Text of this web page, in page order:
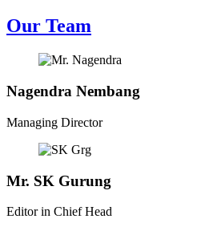
Our Team
Nagendra Nembang
Managing Director
Mr. SK Gurung
Editor in Chief Head